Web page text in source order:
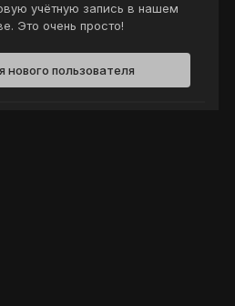
учётную запись в нашем
Это очень просто!
нового пользователя